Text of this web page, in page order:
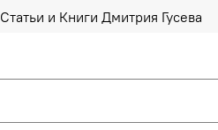
Статьи и Книги Дмитрия Гусева